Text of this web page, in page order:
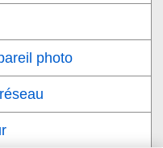
photo